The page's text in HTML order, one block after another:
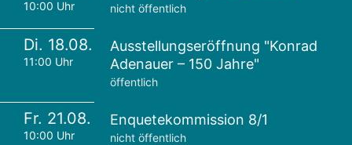
10:00 Uhr nicht öffentlich
Di. 18.08.
11:00 Uhr
Ausstellungseröffnung "Konrad
Adenauer – 150 Jahre"
öffentlich
Fr. 21.08.
10:00 Uhr
Enquetekommission 8/1
nicht öffentlich